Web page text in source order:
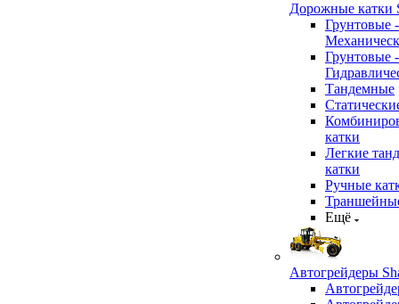
Дорожные катки
Грунтовые -
Грунтовые -
Тандемные
катки
Легкие
катки
Ручные
Ещё
Автогрейдеры